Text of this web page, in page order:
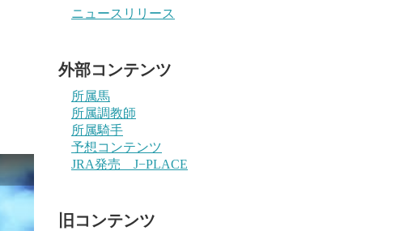
ニュースリリース
外部コンテンツ
所属馬
所属調教師
所属騎手
予想コンテンツ
JRA発売 J−PLACE
旧コンテンツ